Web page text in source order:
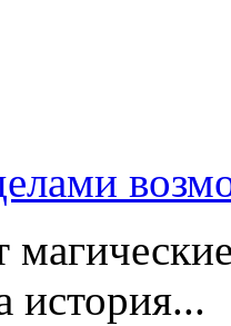
история...